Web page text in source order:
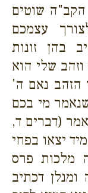
שוטים
עצמכם
בהן זונות
שלי הוא
הזהב נאם ה'
מי בכם
(דברים ד,
יצאו בפחי
מלכות פרס
דכתיב